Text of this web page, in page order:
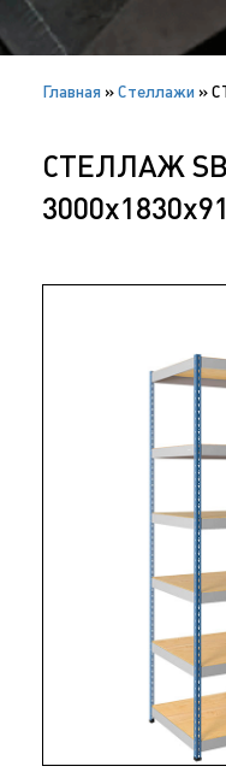
Главная »Cтеллажи »
СТЕЛЛАЖ SB